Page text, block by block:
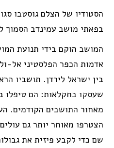
הסטודיו של הצלם גוסטבו
בפאתי מושב עמינדב הסמוך
המושב הוקם בידי תנועת
אדמות הכפר הפלסטיני אל-
בין ישראל לירדן. תושביו
שעסקו בחקלאות: הם טיפלו
מאחור התושבים הקודמים.
הצטרפו מאוחר יותר גם
שם כדי לקבע פיזית את